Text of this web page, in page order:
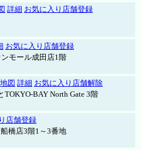
詳細 お気に入り店舗登録
お気に入り店舗登録
モール成田店1階
地図 詳細 お気に入り店舗解除
BAY North Gate 3階
店舗登録
橋店3階1～3番地